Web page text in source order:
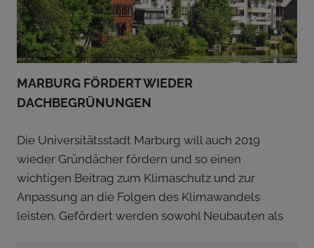
MARBURG FÖRDERT WIEDER
DACHBEGRÜNUNGEN
Die Universitätsstadt Marburg will auch 2019
wieder Gründächer fördern und so einen
wichtigen Beitrag zum Klimaschutz und zur
Anpassung an die Folgen des Klimawandels
leisten. Gefördert werden sowohl Neubauten als